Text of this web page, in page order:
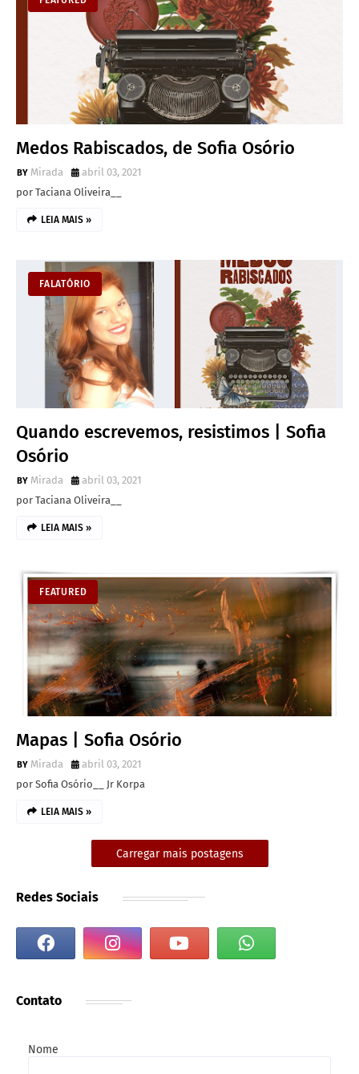
Medos Rabiscados, de Sofia Osório
Mirada
abril 03, 2021
por Taciana Oliveira__
LEIA MAIS »
FALATÓRIO
Quando escrevemos, resistimos | Sofia
Osório
Mirada
abril 03, 2021
por Taciana Oliveira__
LEIA MAIS »
FEATURED
Mapas | Sofia Osório
Mirada
abril 03, 2021
por Sofia Osório__ Jr Korpa
LEIA MAIS »
Carregar mais postagens
Redes Sociais
Contato
Nome